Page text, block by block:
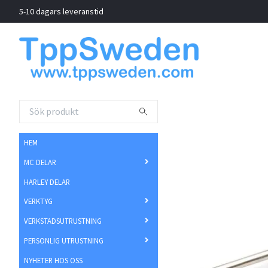
5-10 dagars leveranstid
HEM
MC DELAR
HARLEY DELAR
VERKTYG
VERKSTADSUTRUSTNING
PERSONLIG UTRUSTNING
NYHETER HOS OSS